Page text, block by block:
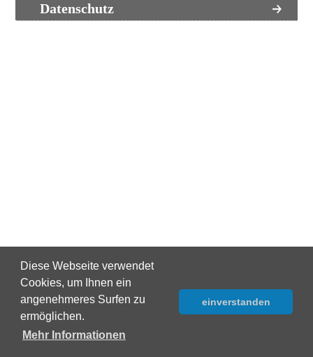
Datenschutz
Diese Webseite verwendet
Cookies, um Ihnen ein
angenehmeres Surfen zu
ermöglichen.
Mehr Informationen
einverstanden